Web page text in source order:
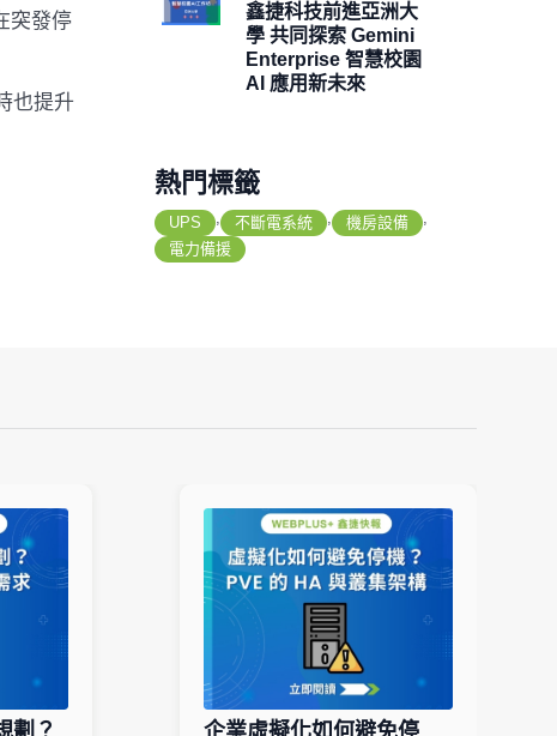
突發停
也提升
鑫捷科技前進亞洲大
學 共同探索 Gemini
Enterprise 智慧校園
AI 應用新未來
熱門標籤
UPS , 不斷電系統 , 機房設備
,
電力備援
劃？
企業虛擬化如何避免停